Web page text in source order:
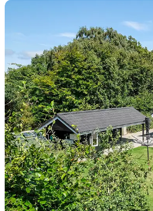
Feriepartner Kattegat - Mieten